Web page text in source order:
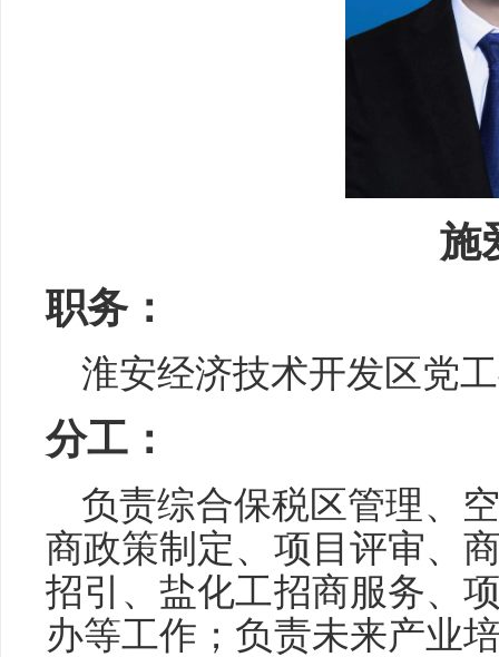
施
职务：
淮安经济技术开发区党
分工：
负责综合保税区管理、
商政策制定、项目评审、
招引、盐化工招商服务、
办等工作；负责未来产业